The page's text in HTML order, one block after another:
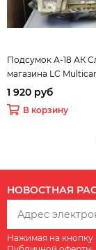
Подсумок А-18 АК
магазина LC
1 920 руб
В корзину
НОВОСТНАЯ
Нажимая на кнопку